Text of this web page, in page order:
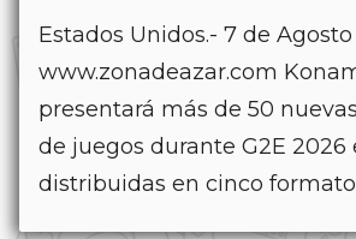
Estados Unidos.- 7 de Agosto
www.zonadeazar.com
presentará más de 50
de juegos durante G2E 2026
distribuidas en cinco